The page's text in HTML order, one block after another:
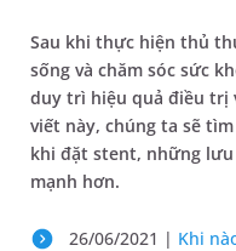
Sau khi thực hiện thủ
sống và chăm sóc sức
duy trì hiệu quả điều trị
viết này, chúng ta sẽ
khi đặt stent, những
mạnh hơn.
26/06/2021 | Khi